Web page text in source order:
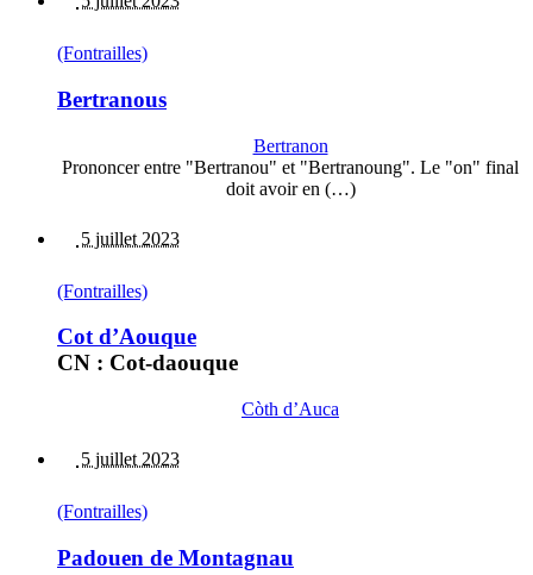
(Fontrailles)
Bertranous
Bertranon
Prononcer entre "Bertranou" et "Bertranoung". Le "on" final
doit avoir en (…)
5 juillet 2023
(Fontrailles)
Cot d’Aouque
CN : Cot-daouque
Còth d’Auca
5 juillet 2023
(Fontrailles)
Padouen de Montagnau